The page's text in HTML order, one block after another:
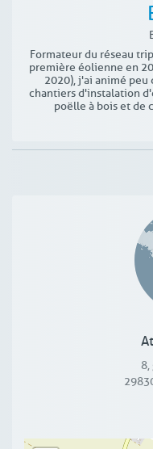
Formateur du réseau
première éolienne en
2020), j'ai animé peu
chantiers d'instalation
poëlle à bois et de
8,